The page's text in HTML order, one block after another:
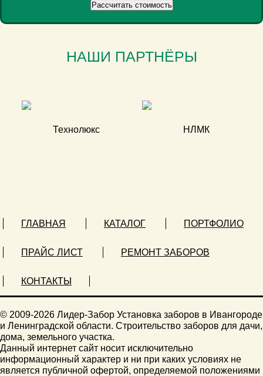
НАШИ ПАРТНЁРЫ
ГЛАВНАЯ КАТАЛОГ ПОРТФОЛИО
ПРАЙС ЛИСТ РЕМОНТ ЗАБОРОВ
КОНТАКТЫ
© 2009-2026 Лидер-Забор Установка заборов в Ивангороде
и Ленинградской области. Строительство заборов для дачи,
дома, земельного участка.
Данный интернет сайт носит исключительно
информационный характер и ни при каких условиях не
является публичной офертой, определяемой положениями